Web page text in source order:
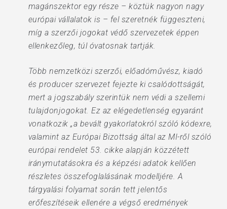
magánszektor egy része – köztük nagyon nagy
európai vállalatok is – fel szeretnék függeszteni,
míg a szerzői jogokat védő szervezetek éppen
ellenkezőleg, túl óvatosnak tartják.
Több nemzetközi szerzői, előadóművész, kiadó
és producer szervezet fejezte ki csalódottságát,
mert a jogszabály szerintük nem védi a szellemi
tulajdonjogokat. Ez az elégedetlenség egyaránt
vonatkozik „a bevált gyakorlatokról szóló kódexre,
valamint az Európai Bizottság által az MI-ről szóló
európai rendelet 53. cikke alapján közzétett
iránymutatásokra és a képzési adatok kellően
részletes összefoglalásának modelljére. A
tárgyalási folyamat során tett jelentős
erőfeszítéseik ellenére a végső eredmények